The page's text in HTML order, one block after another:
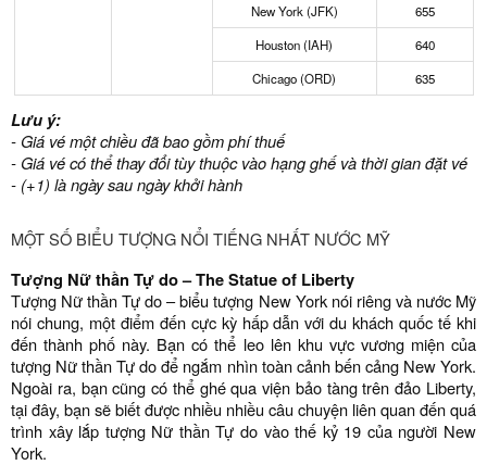
New York (JFK)
655
Houston (IAH)
640
Chicago (ORD)
635
Lưu ý:
- Giá vé một chiều đã bao gồm phí thuế
- Giá vé có thể thay đổi tùy thuộc vào hạng ghế và thời gian đặt vé
- (+1) là ngày sau ngày khởi hành
MỘT SỐ BIỂU TƯỢNG NỔI TIẾNG NHẤT NƯỚC MỸ
Tượng Nữ thần Tự do– The Statue of Liberty
Tượng Nữ thần Tự do – biểu tượng New York nói riêng và nước Mỹ
nói chung, một điểm đến cực kỳ hấp dẫn với du khách quốc tế khi
đến thành phố này. Bạn có thể leo lên khu vực vương miện của
tượng Nữ thần Tự do để ngắm nhìn toàn cảnh bến cảng New York.
Ngoài ra, bạn cũng có thể ghé qua viện bảo tàng trên đảo Liberty,
tại đây, bạn sẽ biết được nhiều nhiều câu chuyện liên quan đến quá
trình xây lắp tượng Nữ thần Tự do vào thế kỷ 19 của người New
York.